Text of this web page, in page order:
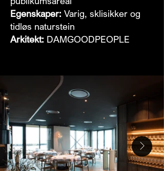
Egenskaper: Varig, sklisikker og
tidløs naturstein
Arkitekt: DAMGOODPEOPLE